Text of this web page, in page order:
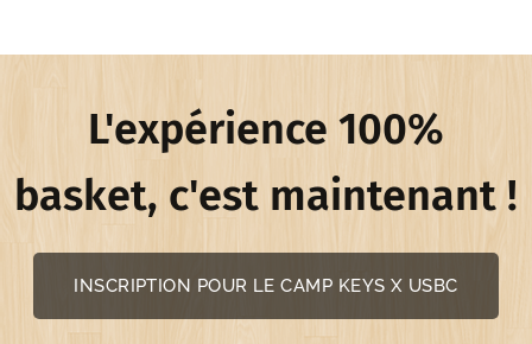
L'expérience 100%
basket, c'est maintenant !
INSCRIPTION POUR LE CAMP KEYS X USBC